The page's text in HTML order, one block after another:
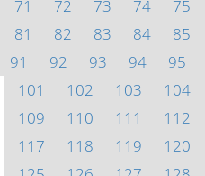
71
72 73 74 75
81
82 83 84 85
91
92 93 94 95
101
102 103 104
109
110 111 112
117
118 119 120